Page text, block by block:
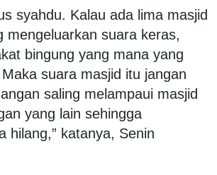
syahdu. Kalau ada lima masjid
mengeluarkan suara keras,
bingung yang mana yang
suara masjid itu jangan
saling melampaui masjid
yang lain sehingga
hilang,” katanya, Senin